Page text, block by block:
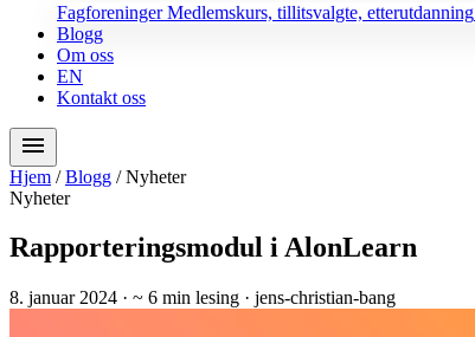
FagforeningerMedlemskurs, tillitsvalgte, etterutdanning
Blogg
Om oss
EN
Kontakt oss
menu
Hjem / Blogg / Nyheter
Nyheter
Rapporteringsmodul i AlonLearn
8. januar 2024 · ~ 6 min lesing · jens-christian-bang